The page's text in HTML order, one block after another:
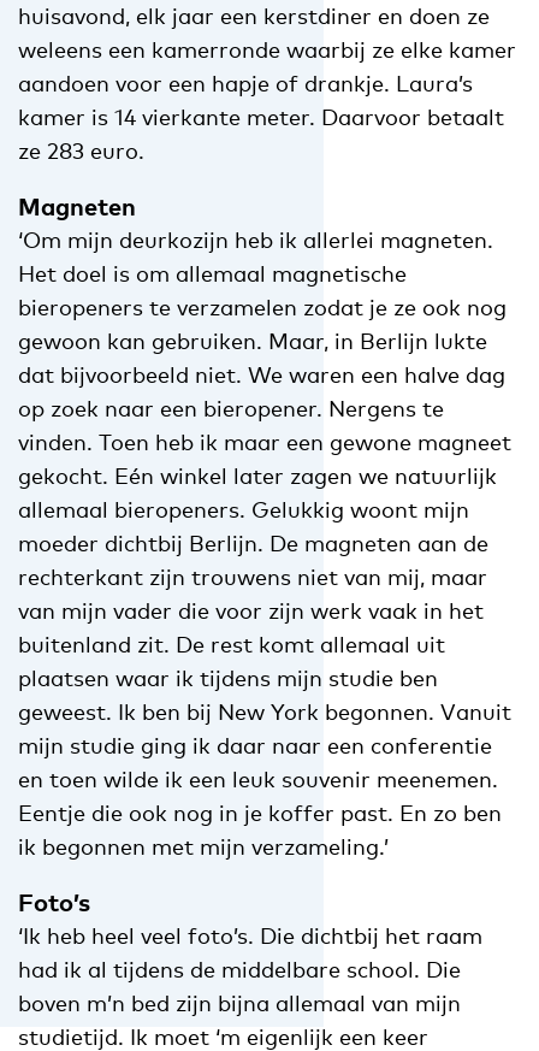
huisavond, elk jaar een kerstdiner en doen ze
weleens een kamerronde waarbij ze elke kamer
aandoen voor een hapje of drankje. Laura’s
kamer is 14 vierkante meter. Daarvoor betaalt
ze 283 euro.
Magneten
‘Om mijn deurkozijn heb ik allerlei magneten.
Het doel is om allemaal magnetische
bieropeners te verzamelen zodat je ze ook nog
gewoon kan gebruiken. Maar, in Berlijn lukte
dat bijvoorbeeld niet. We waren een halve dag
op zoek naar een bieropener. Nergens te
vinden. Toen heb ik maar een gewone magneet
gekocht. Eén winkel later zagen we natuurlijk
allemaal bieropeners. Gelukkig woont mijn
moeder dichtbij Berlijn. De magneten aan de
rechterkant zijn trouwens niet van mij, maar
van mijn vader die voor zijn werk vaak in het
buitenland zit. De rest komt allemaal uit
plaatsen waar ik tijdens mijn studie ben
geweest. Ik ben bij New York begonnen. Vanuit
mijn studie ging ik daar naar een conferentie
en toen wilde ik een leuk souvenir meenemen.
Eentje die ook nog in je koffer past. En zo ben
ik begonnen met mijn verzameling.’
Foto’s
‘Ik heb heel veel foto’s. Die dichtbij het raam
had ik al tijdens de middelbare school. Die
boven m’n bed zijn bijna allemaal van mijn
studietijd. Ik moet ‘m eigenlijk een keer